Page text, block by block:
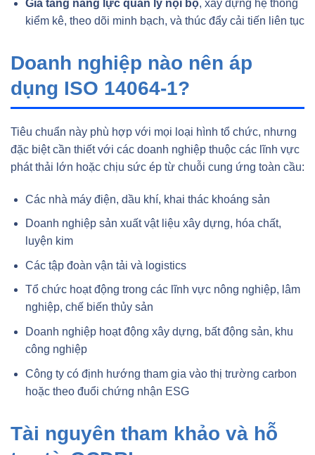
Gia tăng năng lực quản lý nội bộ, xây dựng hệ thống
kiểm kê, theo dõi minh bạch, và thúc đẩy cải tiến liên tục
Doanh nghiệp nào nên áp
dụng ISO 14064-1?
Tiêu chuẩn này phù hợp với mọi loại hình tổ chức, nhưng
đặc biệt cần thiết với các doanh nghiệp thuộc các lĩnh vực
phát thải lớn hoặc chịu sức ép từ chuỗi cung ứng toàn cầu:
Các nhà máy điện, dầu khí, khai thác khoáng sản
Doanh nghiệp sản xuất vật liệu xây dựng, hóa chất,
luyện kim
Các tập đoàn vận tải và logistics
Tổ chức hoạt động trong các lĩnh vực nông nghiệp, lâm
nghiệp, chế biến thủy sản
Doanh nghiệp hoạt động xây dựng, bất động sản, khu
công nghiệp
Công ty có định hướng tham gia vào thị trường carbon
hoặc theo đuổi chứng nhận ESG
Tài nguyên tham khảo và hỗ